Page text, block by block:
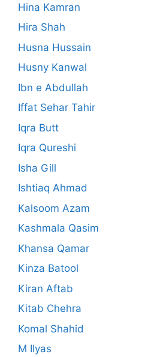
Hina Kamran
Hira Shah
Husna Hussain
Husny Kanwal
Ibn e Abdullah
Iffat Sehar Tahir
Iqra Butt
Iqra Qureshi
Isha Gill
Ishtiaq Ahmad
Kalsoom Azam
Kashmala Qasim
Khansa Qamar
Kinza Batool
Kiran Aftab
Kitab Chehra
Komal Shahid
M Ilyas